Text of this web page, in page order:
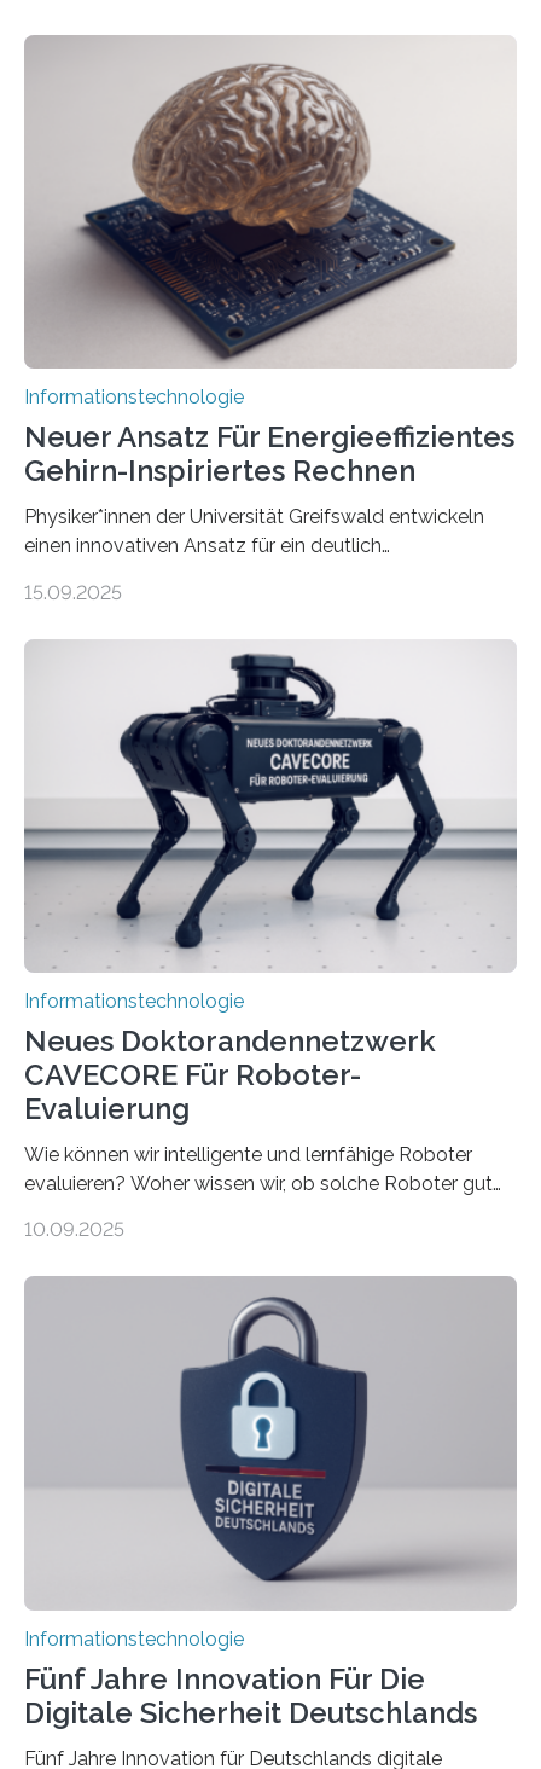
der MindPort GmbH eine neuartige, KI-gestützte
Lösung zur Erzeugung von Emotionen für realistische
Avatare. Gen-AIvatar entwickelt innovative und
kosteneffiziente Methoden, um lebensechte Avatare zu
erstellen. „Besonders wichtig ist uns eine ganzheitliche
Animation, bei der Stimme, Körperbewegung, Gestik
und Mimik im Einklang sind…
Informationstechnologie
Neuer Ansatz Für Energieeffizientes
Gehirn-Inspiriertes Rechnen
Physiker*innen der Universität Greifswald entwickeln
einen innovativen Ansatz für ein deutlich
Lösungsweg ist inspiriert vom menschlichen Gehirn. Die
stellt die heutige Computertechnik vor
Herausforderungen. Herkömmliche Silizium-
Prozessoren stoßen an ihre Grenzen: Sie verbrauchen
viel Energie, die Speicher- und Verarbeitungseinheiten
sind voneinander getrennt und die Datenübertragung
bremst komplexe Anwendungen aus. Da KI-Modelle
immer größer werden und riesige Datenmengen
verarbeiten müssen, steigt der Bedarf an neuen
Rechenarchitekturen. Neben Quantencomputern
rücken dabei insbesondere…
15.09.2025
Informationstechnologie
Neues Doktorandennetzwerk
CAVECORE Für Roboter-
Evaluierung
Wie können wir intelligente und lernfähige Roboter
evaluieren? Woher wissen wir, ob solche Roboter gut
sich CAVECORE – ein neues Marie Skłodowska-Curie
koordiniert wird. Ab dem 1. September werden sich
über einen Zeitraum von vier Jahren insgesamt 15
Promovierende im Rahmen von CAVECORE mit
kognitiven Robotern beschäftigen – also mit Robotern,
die mittels Sensoren ihre Umgebung erfassen,
Informationen verarbeiten und häufig auch mit…
10.09.2025
Informationstechnologie
Fünf Jahre Innovation Für Die
Digitale Sicherheit Deutschlands
Fünf Jahre Innovation für Deutschlands digitale